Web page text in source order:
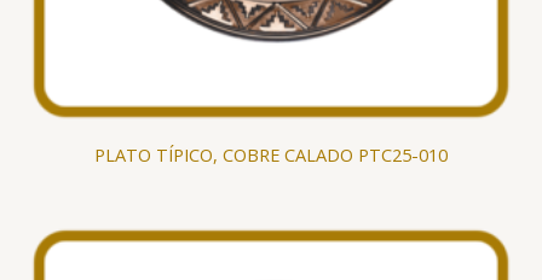
PLATO TÍPICO, COBRE CALADO PTC25-010